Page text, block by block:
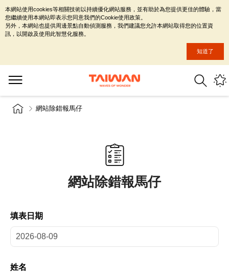
網站除錯報馬仔
網站除錯報馬仔
填表日期
姓名
本網站使用cookies等相關技術以持續優化網站服務，並有助於為您提供更佳的體驗，當
您繼續使用本網站即表示您同意我們的Cookie使用政策。
另外，本網站也提供周邊景點自動偵測服務，我們建議您允許本網站取得您的位置資
訊，以開啟及使用此智慧化服務。
知道了